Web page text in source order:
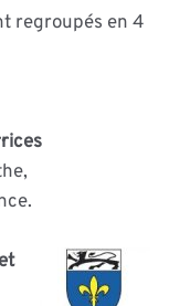
regroupés en 4